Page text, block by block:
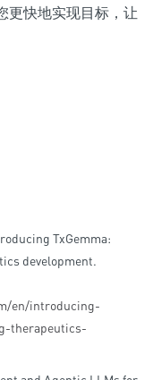
更快地实现目标，让
TxGemma:
development.
en/introducing-
therapeutics-